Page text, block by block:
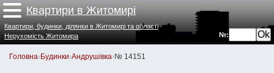
Квартири в Житомирі
№:
Квартири, будинки, ділянки в Житомирі та області
Нерухомість Житомира
Головна›Будинки›Андрушівка›№ 14151